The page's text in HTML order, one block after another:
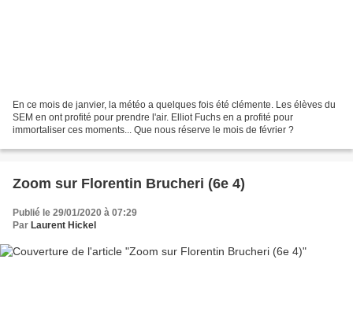
En ce mois de janvier, la météo a quelques fois été clémente. Les élèves du
SEM en ont profité pour prendre l'air. Elliot Fuchs en a profité pour
immortaliser ces moments... Que nous réserve le mois de février ?
Zoom sur Florentin Brucheri (6e 4)
Publié le 29/01/2020 à 07:29
Par Laurent Hickel